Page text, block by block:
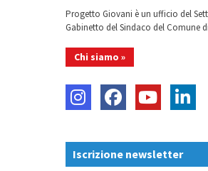
Progetto Giovani è un ufficio del
Gabinetto del Sindaco del Comune
Chi siamo »
Iscrizione newsletter